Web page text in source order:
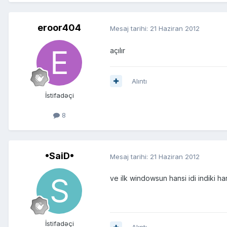
eroor404
İstifadəçi
8
Mesaj tarihi: 21 Haziran 2012
açılır
Alıntı
•SaiD•
İstifadəçi
Mesaj tarihi: 21 Haziran 2012
ve ilk windowsun hansi idi indiki